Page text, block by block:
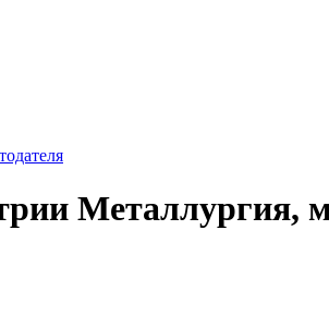
Металлургия,